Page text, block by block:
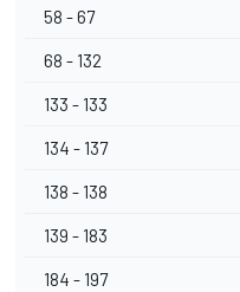
58 - 67
68 - 132
133 - 133
134 - 137
138 - 138
139 - 183
184 - 197